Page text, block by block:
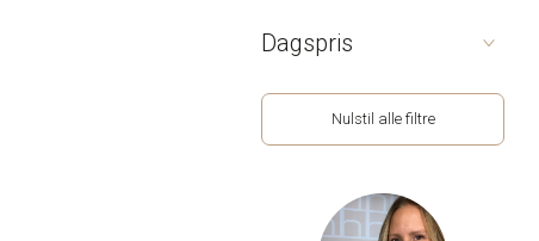
Dagspris
Nulstil alle filtre